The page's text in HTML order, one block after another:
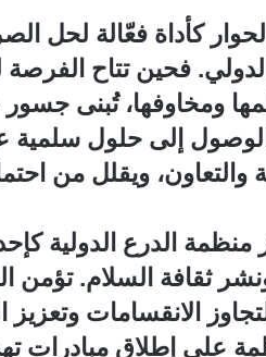
كأداة فعّالة لحل
فحين تتاح
ومخاوفها، تُبنى جسور
إلى حلول سلمية
والتعاون، ويقلل من
منظمة الدرع الدولية
ثقافة السلام. تؤمن
الانقسامات
على إطلاق مبادرات